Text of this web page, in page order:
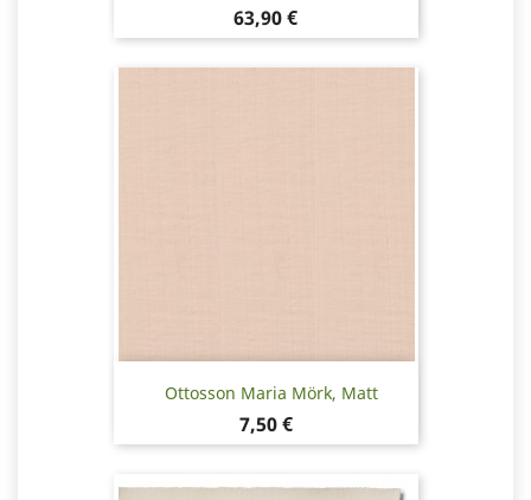
Pris
63,90 €
Ottosson Maria Mörk, Matt
Pris
7,50 €